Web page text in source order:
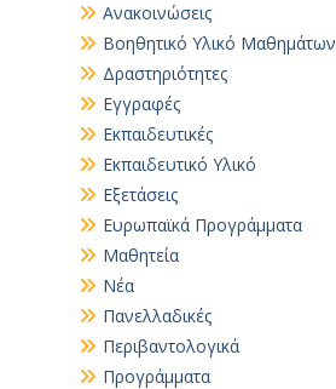
Ανακοινώσεις
Βοηθητικό Yλικό Mαθημάτων
Δραστηριότητες
Εγγραφές
Εκπαιδευτικές
Εκπαιδευτικό Υλικό
Εξετάσεις
Ευρωπαϊκά Προγράμματα
Μαθητεία
Νέα
Πανελλαδικές
Περιβαντολογικά
Προγράμματα